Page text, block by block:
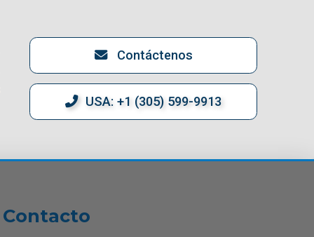
Contáctenos
USA: +1 (305) 599-9913
Contacto